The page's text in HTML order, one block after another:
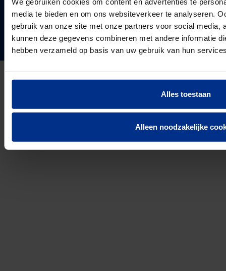
media te bieden en om ons websiteverkeer te analyseren.
gebruik van onze site met onze partners voor social media,
kunnen deze gegevens combineren met andere informatie
hebben verzameld op basis van uw gebruik van hun
Alles toestaan
Alleen noodzakelijke
24 Landen in Europa
3037 Werknemers van Pipelife
691.392
Projecten & Nieuws
Vacatures
Contact
VOLG ONS
Privacyverklaring Cookie Informatie Disclaimer